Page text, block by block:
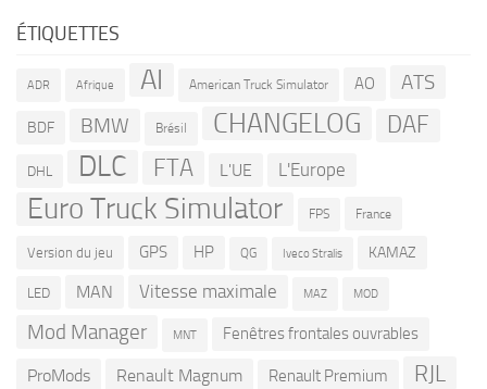
ÉTIQUETTES
ADR Afrique AI American Truck Simulator AO ATS
BDF BMW Brésil CHANGELOG DAF
DHL DLC FTA L'UE L'Europe
Euro Truck Simulator FPS France
Version du jeu GPS HP QG Iveco Stralis KAMAZ
LED MAN Vitesse maximale MAZ MOD
Mod Manager MNT Fenêtres frontales ouvrables
ProMods Renault Magnum Renault Premium RJL